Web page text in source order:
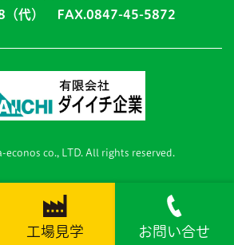
工場見学 お問い合せ
（代） FAX.0847-45-5872
econos co., LTD. All rights reserved.